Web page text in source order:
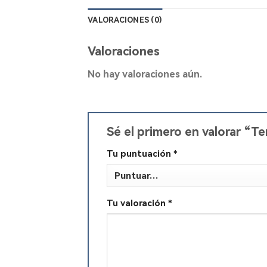
VALORACIONES (0)
Valoraciones
No hay valoraciones aún.
Sé el primero en valorar
Tu puntuación *
Tu valoración *